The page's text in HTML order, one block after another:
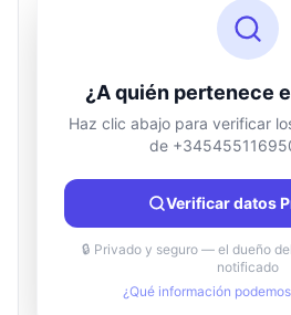
Información de ubicación
País
Ciudad
Región
¿A quién pertenece
Haz clic abajo para verificar
de
Verificar datos
🔒 Privado y seguro — el dueño
notificado
¿Qué información